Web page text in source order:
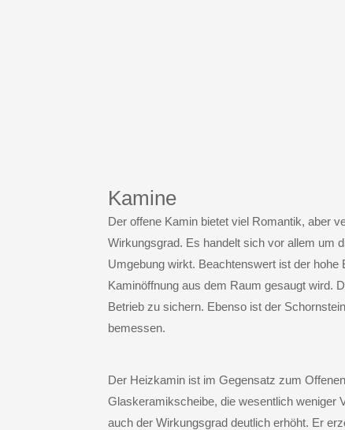
Kamine
Der offene Kamin bietet viel Romantik, aber
Wirkungsgrad. Es handelt sich vor allem um
Umgebung wirkt. Beachtenswert ist der
Kaminöffnung aus dem Raum gesaugt wird.
Betrieb zu sichern. Ebenso ist der
bemessen.
Der Heizkamin ist im Gegensatz zum
Glaskeramikscheibe, die wesentlich weniger
auch der Wirkungsgrad deutlich erhöht. Er